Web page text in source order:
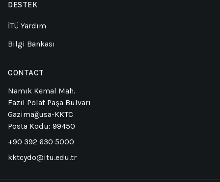
DESTEK
İTÜ Yardım
Bilgi Bankası
CONTACT
Namık Kemal Mah.
Fazıl Polat Paşa Bulvarı
Gazimağusa-KKTC
Posta Kodu: 99450
+90 392 630 5000
kktcydo@itu.edu.tr